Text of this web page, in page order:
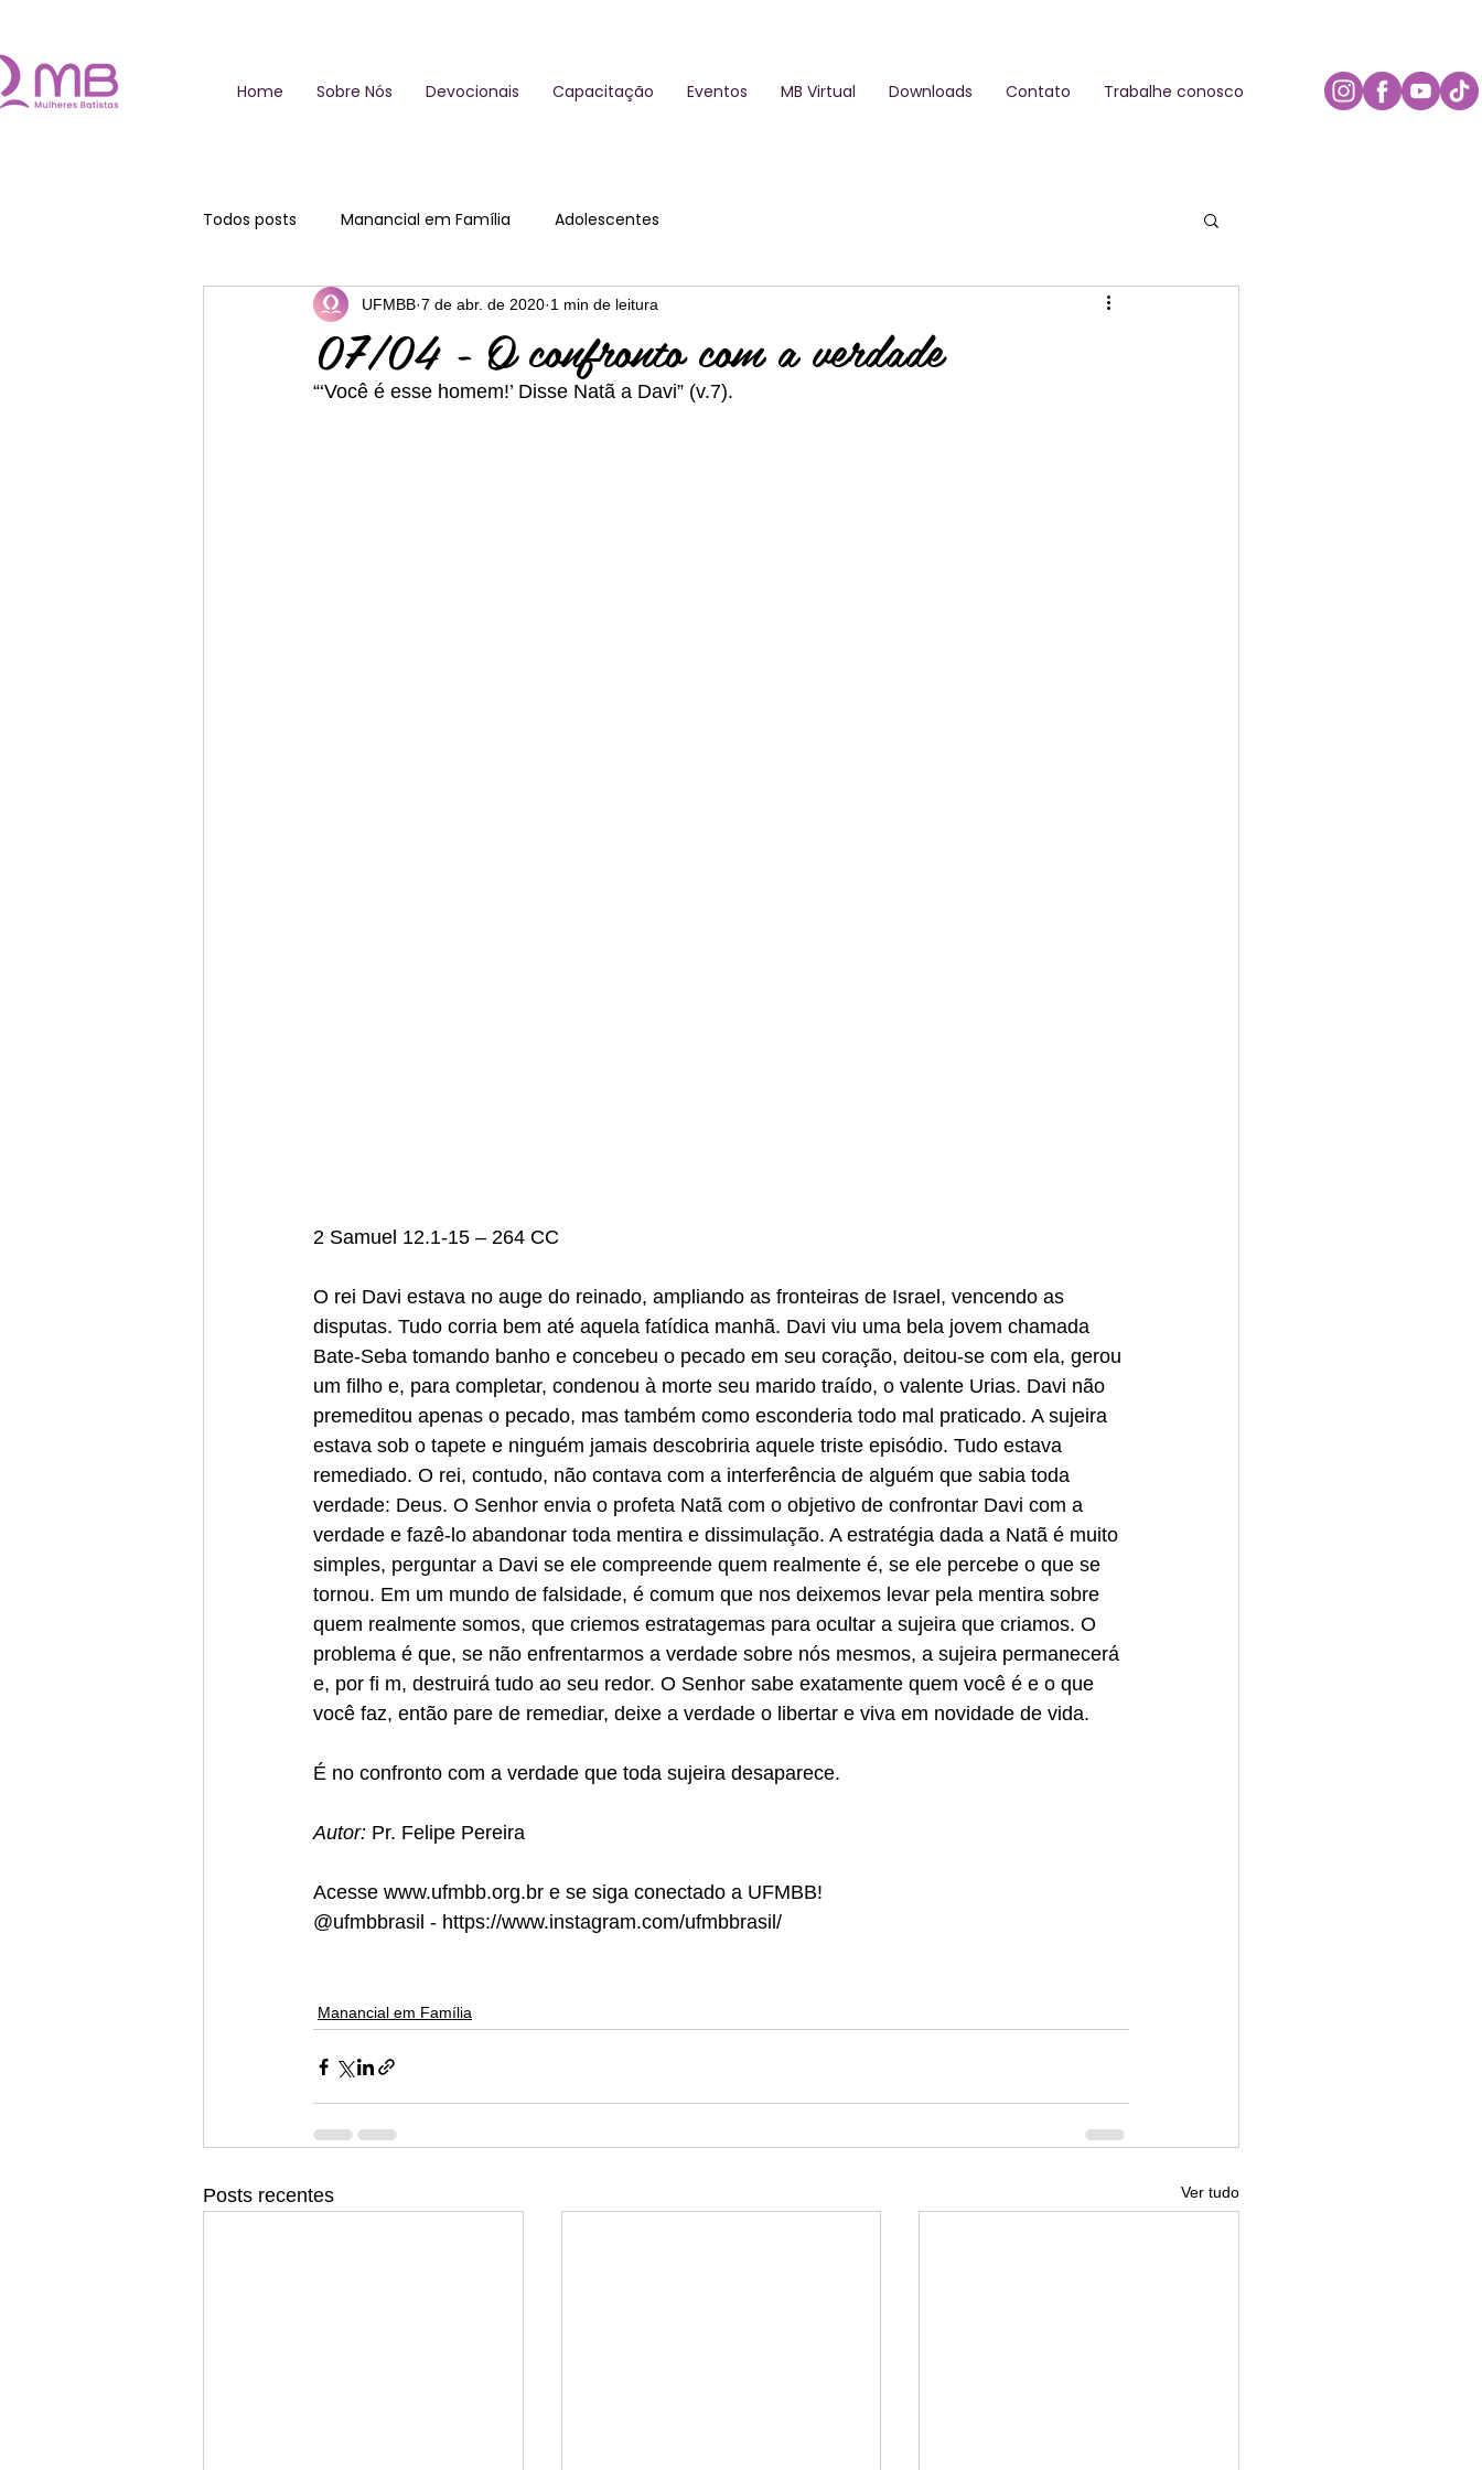
Home Sobre Nós Devocionais Capacitação Eventos MB Virtual Downloads Contato Trabalhe conosco
Todos posts Manancial em Família Adolescentes
07/04 - O confronto com a verdade
UFMBB 7 de abr. de 2020 1 min de leitura
“‘Você é esse homem!’ Disse Natã a Davi” (v.7).
2 Samuel 12.1-15 – 264 CC
O rei Davi estava no auge do reinado, ampliando as fronteiras de Israel, vencendo as
disputas. Tudo corria bem até aquela fatídica manhã. Davi viu uma bela jovem chamada
Bate-Seba tomando banho e concebeu o pecado em seu coração, deitou-se com ela, gerou
um filho e, para completar, condenou à morte seu marido traído, o valente Urias. Davi não
premeditou apenas o pecado, mas também como esconderia todo mal praticado. A sujeira
estava sob o tapete e ninguém jamais descobriria aquele triste episódio. Tudo estava
remediado. O rei, contudo, não contava com a interferência de alguém que sabia toda
verdade: Deus. O Senhor envia o profeta Natã com o objetivo de confrontar Davi com a
verdade e fazê-lo abandonar toda mentira e dissimulação. A estratégia dada a Natã é muito
simples, perguntar a Davi se ele compreende quem realmente é, se ele percebe o que se
tornou. Em um mundo de falsidade, é comum que nos deixemos levar pela mentira sobre
quem realmente somos, que criemos estratagemas para ocultar a sujeira que criamos. O
problema é que, se não enfrentarmos a verdade sobre nós mesmos, a sujeira permanecerá
e, por fi m, destruirá tudo ao seu redor. O Senhor sabe exatamente quem você é e o que
você faz, então pare de remediar, deixe a verdade o libertar e viva em novidade de vida.
É no confronto com a verdade que toda sujeira desaparece.
Autor: Pr. Felipe Pereira
Acesse www.ufmbb.org.br e se siga conectado a UFMBB!
@ufmbbrasil - https://www.instagram.com/ufmbbrasil/
Manancial em Família
Posts recentes Ver tudo